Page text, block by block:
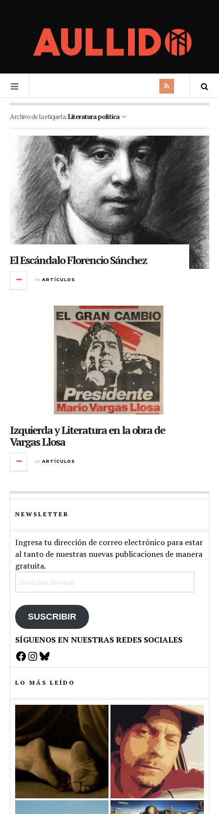
Archivo de la etiqueta:Literatura política
El Escándalo Florencio Sánchez
en ARTÍCULOS
Izquierda y Literatura en la obra de
Vargas Llosa
en ARTÍCULOS
NEWSLETTER
Ingresa tu dirección de correo electrónico para estar
al tanto de nuestras nuevas publicaciones de manera
gratuita.
SUSCRIBIR
SÍGUENOS EN NUESTRAS REDES SOCIALES
Facebook
Instagram
Bluesky
LO MÁS LEÍDO